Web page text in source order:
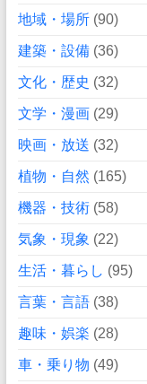
地域・場所(90)
建築・設備(36)
文化・歴史 (32)
文学・漫画(29)
映画・放送 (32)
植物・自然 (165)
機器・技術(58)
気象・現象 (22)
生活・暮らし (95)
言葉・言語(38)
趣味・娯楽 (28)
車・乗り物 (49)